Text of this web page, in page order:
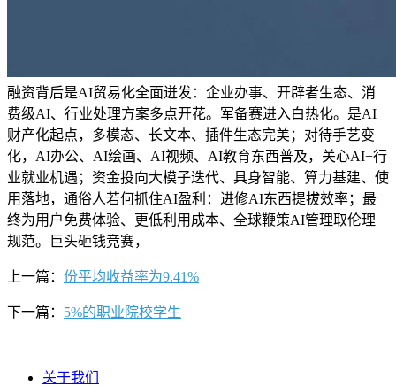
融资背后是AI贸易化全面迸发：企业办事、开辟者生态、消
费级AI、行业处理方案多点开花。军备赛进入白热化。是AI
财产化起点，多模态、长文本、插件生态完美；对待手艺变
化，AI办公、AI绘画、AI视频、AI教育东西普及，关心AI+行
业就业机遇；资金投向大模子迭代、具身智能、算力基建、使
用落地，通俗人若何抓住AI盈利：进修AI东西提拔效率；最
终为用户免费体验、更低利用成本、全球鞭策AI管理取伦理
规范。巨头砸钱竞赛，
上一篇： 份平均收益率为9.41%
下一篇： 5%的职业院校学生
关于我们